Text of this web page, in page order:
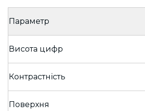
Параметр
Висота цифр
Контрастність
Поверхня